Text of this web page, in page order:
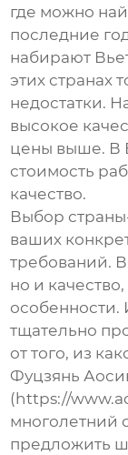
где можно
последние
набирают
этих странах
недостатки.
высокое
цены выше. В
стоимость
качество.
Выбор
ваших
требований.
но и
особенности.
тщательно
от того, из
Фуцзянь
(https://
многолетний
предложить